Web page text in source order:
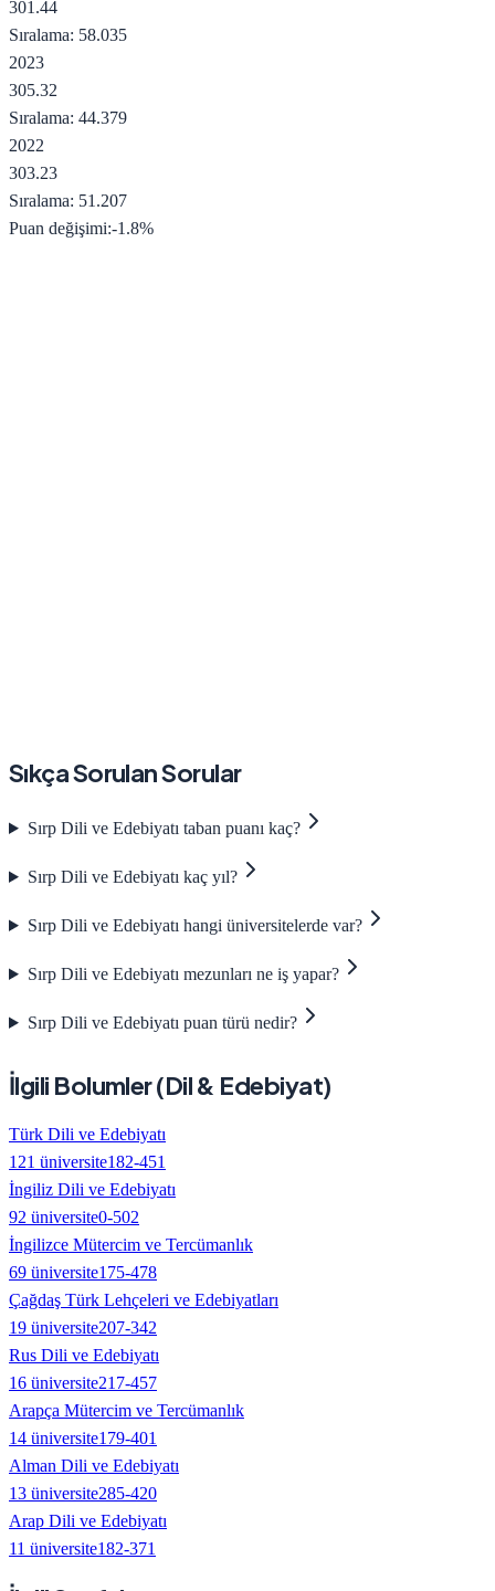
301.44
Sıralama: 58.035
2023
305.32
Sıralama: 44.379
2022
303.23
Sıralama: 51.207
Puan değişimi:-1.8%
Sıkça Sorulan Sorular
Sırp Dili ve Edebiyatı taban puanı kaç?
Sırp Dili ve Edebiyatı kaç yıl?
Sırp Dili ve Edebiyatı hangi üniversitelerde var?
Sırp Dili ve Edebiyatı mezunları ne iş yapar?
Sırp Dili ve Edebiyatı puan türü nedir?
İlgili Bolumler (Dil & Edebiyat)
Türk Dili ve Edebiyatı
121 üniversite182-451
İngiliz Dili ve Edebiyatı
92 üniversite0-502
İngilizce Mütercim ve Tercümanlık
69 üniversite175-478
Çağdaş Türk Lehçeleri ve Edebiyatları
19 üniversite207-342
Rus Dili ve Edebiyatı
16 üniversite217-457
Arapça Mütercim ve Tercümanlık
14 üniversite179-401
Alman Dili ve Edebiyatı
13 üniversite285-420
Arap Dili ve Edebiyatı
11 üniversite182-371